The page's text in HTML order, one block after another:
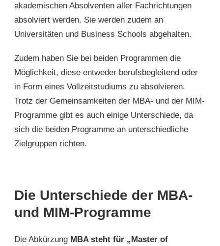
akademischen Absolventen aller Fachrichtungen
absolviert werden. Sie werden zudem an
Universitäten und Business Schools abgehalten.
Zudem haben Sie bei beiden Programmen die
Möglichkeit, diese entweder berufsbegleitend oder
in Form eines Vollzeitstudiums zu absolvieren.
Trotz der Gemeinsamkeiten der MBA- und der MIM-
Programme gibt es auch einige Unterschiede, da
sich die beiden Programme an unterschiedliche
Zielgruppen richten.
Die Unterschiede der MBA-
und MIM-Programme
Die Abkürzung MBA steht für „Master of